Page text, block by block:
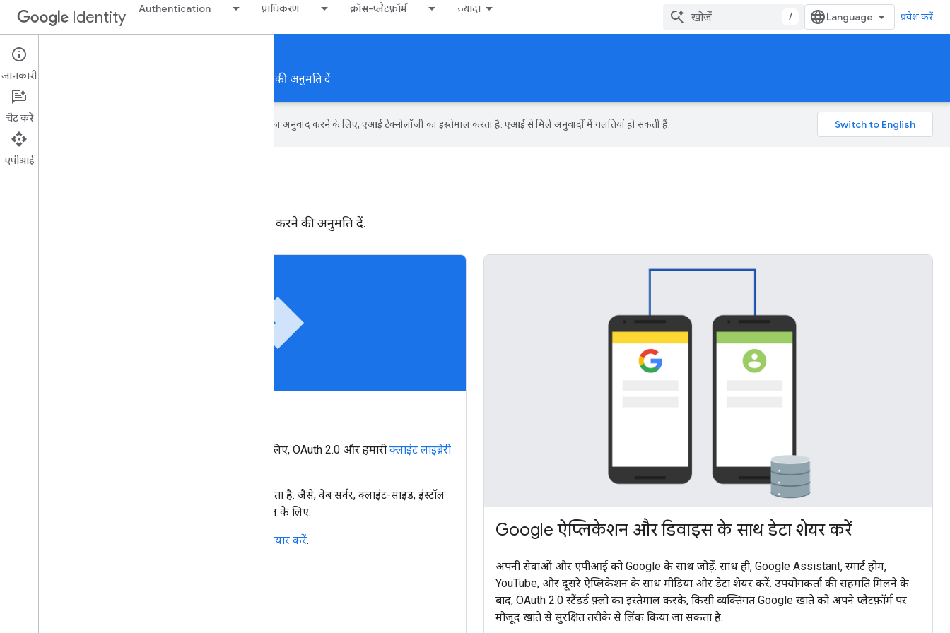
Identity Authentication प्राधिकरण क्रॉस-प्लैटफ़ॉर्म ज़्यादा
/ प्रवेश करें
Authorization
अपने ऐप्लिकेशन को Google API और डेटा का इस्तेमाल करने की अनुमति दें
Google आपकी पसंदीदा भाषा में कॉन्टेंट का अनुवाद करने के लिए, एआई टेक्नोलॉजी का इस्तेमाल करता है. एआई से मिले अनुवादों में गलतियां हो सकती हैं.
अपने ऐप्लिकेशन को Google API और डेटा का इस्तेमाल करने की अनुमति दें.
api
Google API को तुरंत और सुरक्षित तरीके से कॉल करने के लिए, OAuth 2.0 और हमारी क्लाइंट लाइब्रेरी
Google, OAuth 2.0 की सामान्य स्थितियों के साथ काम करता है. जैसे, वेब सर्वर, क्लाइंट-साइड, इंस्टॉल
किए गए डिवाइस, और सीमित इनपुट वाले डिवाइस ऐप्लिकेशन के लिए.
पुष्टि कराएं और उसे प्रोडक्शन के लिए तैयार करें. Google ऐप्लिकेशन और डिवाइस के साथ डेटा शेयर करें
अपनी सेवाओं और एपीआई को Google के साथ जोड़ें. साथ ही, Google Assistant, स्मार्ट होम,
YouTube, और दूसरे ऐप्लिकेशन के साथ मीडिया और डेटा शेयर करें. उपयोगकर्ता की सहमति मिलने के
बाद, OAuth 2.0 स्टैंडर्ड फ़्लो का इस्तेमाल करके, किसी व्यक्तिगत Google खाते को अपने प्लैटफ़ॉर्म पर
मौजूद खाते से सुरक्षित तरीके से लिंक किया जा सकता है.
जानकारी
चैट करें
एपीआई